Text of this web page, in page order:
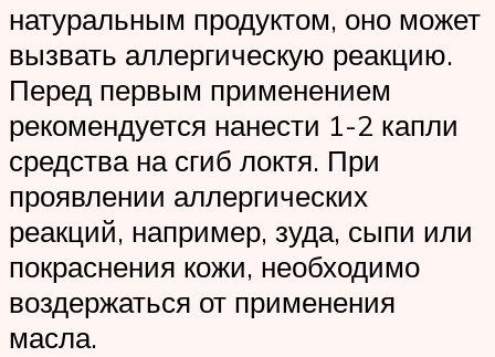
натуральным продуктом, оно может
вызвать аллергическую реакцию.
Перед первым применением
рекомендуется нанести 1-2 капли
средства на сгиб локтя. При
проявлении аллергических
реакций, например, зуда, сыпи или
покраснения кожи, необходимо
воздержаться от применения
масла.